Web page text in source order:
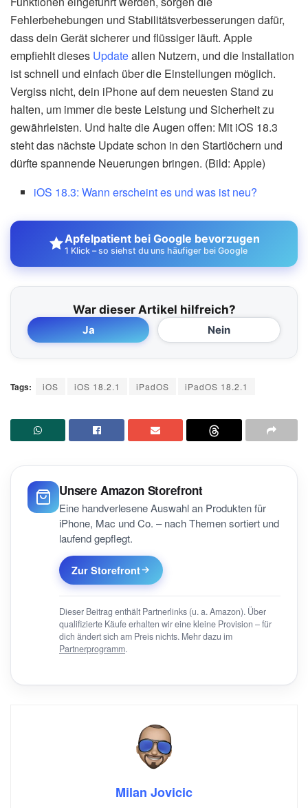
Fehlerbehebungen und Stabilitätsverbesserungen dafür,
dass dein Gerät sicherer und flüssiger läuft. Apple
empfiehlt dieses Updateallen Nutzern, und die Installation
ist schnell und einfach über die Einstellungen möglich.
Vergiss nicht, dein iPhone auf dem neuesten Stand zu
halten, um immer die beste Leistung und Sicherheit zu
gewährleisten. Und halte die Augen offen: Mit iOS 18.3
steht das nächste Update schon in den Startlöchern und
dürfte spannende Neuerungen bringen. (Bild: Apple)
iOS 18.3: Wann erscheint es und was ist neu?
Apfelpatient bei Google bevorzugen
1 Klick – so siehst du uns häufiger bei Google
War dieser Artikel hilfreich?
Ja Nein
Tags: iOS iOS 18.2.1 iPadOS iPadOS 18.2.1
Unsere Amazon Storefront
Eine handverlesene Auswahl an Produkten für
iPhone, Mac und Co. – nach Themen sortiert und
laufend gepflegt.
Zur Storefront
Dieser Beitrag enthält Partnerlinks (u. a. Amazon). Über
qualifizierte Käufe erhalten wir eine kleine Provision – für
dich ändert sich am Preis nichts. Mehr dazu im
Partnerprogramm.
Milan Jovicic